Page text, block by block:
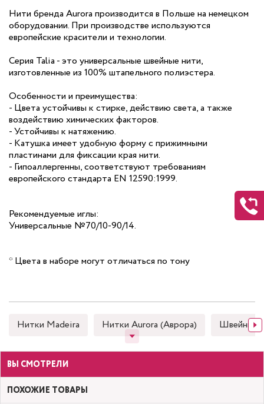
Нити бренда Aurora производится в Польше на немецком
оборудовании. При производстве используются
европейские красители и технологии.
Серия Talia - это универсальные швейные нити,
изготовленные из 100% штапельного полиэстера.
Особенности и преимущества:
- Цвета устойчивы к стирке, действию света, а также
воздействию химических факторов.
- Устойчивы к натяжению.
- Катушка имеет удобную форму с прижимными
пластинами для фиксации края нити.
- Гипоаллергенны, соответствуют требованиям
европейского стандарта EN 12590:1999.
Рекомендуемые иглы:
Универсальные №70/10-90/14.
* Цвета в наборе могут отличаться по тону
Нитки Madeira Нитки Aurora (Аврора) Швейные
ВЫ СМОТРЕЛИ
ПОХОЖИЕ ТОВАРЫ